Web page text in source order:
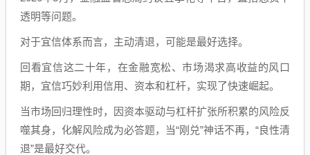
透明等问题。
对于宜信体系而言，主动清退，可能是最好选择。
回看宜信这二十年，在金融宽松、市场渴求高收益的风口
期，宜信巧妙利用信用、资本和杠杆，实现了快速崛起。
当市场回归理性时，因资本驱动与杠杆扩张所积累的风险反
噬其身，化解风险成为必答题，当“刚兑”神话不再，“良性清
退”是最好交代。